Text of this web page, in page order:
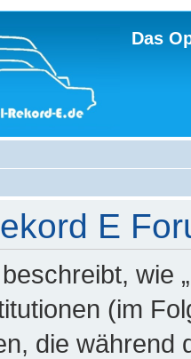
Das
E
wie
(im
die während